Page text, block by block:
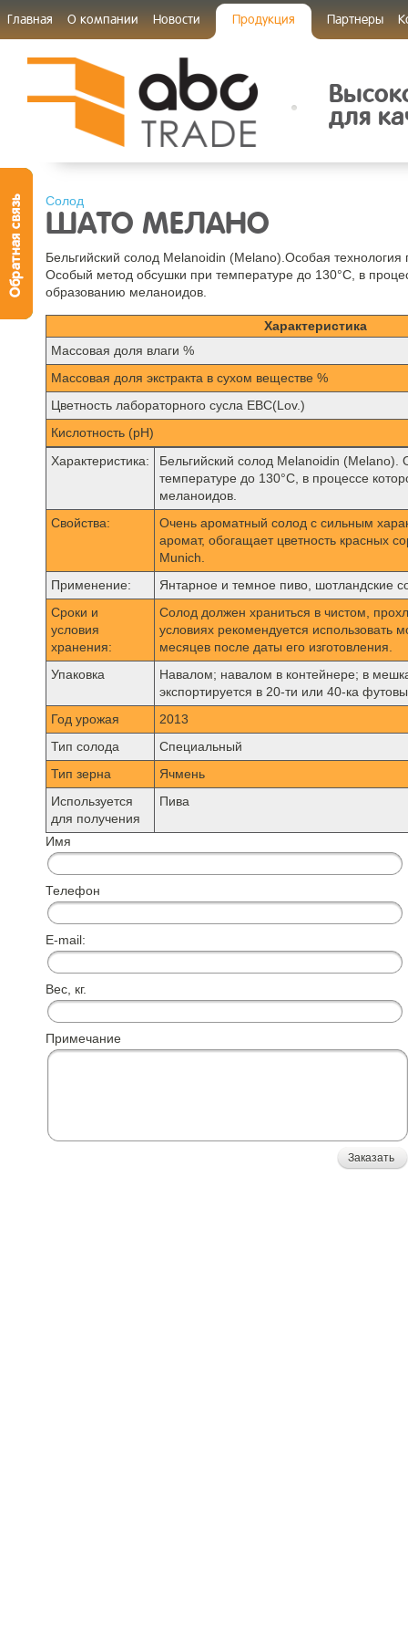
Главная О компании Новости Продукция Партнеры
для
Солод
ШАТО МЕЛАНО
Бельгийский солод Melanoidin (Melano).Особая
Особый метод обсушки при температуре до 130°C, в
образованию меланоидов.
Характеристика
Mассовая доля влаги %
Массовая доля экстракта в сухом веществе %
Цветность лабораторного сусла EBC(Lov.)
Кислотность (pH)
Характеристика:
Бельгийский солод Melanoidin
температуре до 130°C, в процессе
меланоидов.
Свойства:
Очень ароматный солод с сильным
аромат, обогащает цветность красных
Munich.
Применение:
Янтарное и темное пиво, шотландские
Сроки и
условия
хранения:
Солод должен храниться в чистом,
условиях рекомендуется использовать
месяцев после даты его изготовления.
Упаковка
Навалом; навалом в контейнере; в
экспортируется в 20-ти или 40-ка
Год урожая
2013
Тип солода
Специальный
Тип зерна
Ячмень
Используется
для получения
Пива
Имя
Телефон
E-mail:
Вес, кг.
Примечание
Заказать